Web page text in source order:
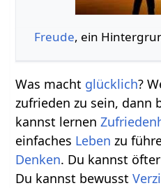
Freude, ein
Was macht glücklich?
zufrieden zu sein, dann
kannst lernen
einfaches Leben zu
Denken. Du kannst
Du kannst bewusst